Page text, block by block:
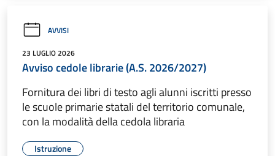
AVVISI
23 LUGLIO 2026
Avviso cedole librarie (A.S. 2026/2027)
Fornitura dei libri di testo agli alunni iscritti presso
le scuole primarie statali del territorio comunale,
con la modalità della cedola libraria
Istruzione